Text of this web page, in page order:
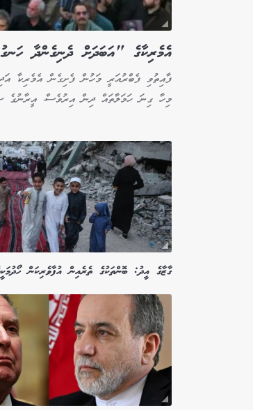
އެމެރިކާގެ "އަބަދަށް ދެނިގެންދާ
މިހާ ގިނަ ހަމަލާތައް ދިން އިރުވެސް، އީރާނުގެ
ގާޒާގެ އީދު: ބޮންތަކުގެ ތެރެއިން އުފާވެރިކަން